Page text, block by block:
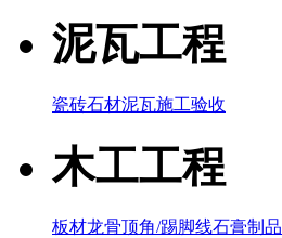
泥瓦工程
瓷砖石材泥瓦施工验收
木工工程
板材龙骨顶角/踢脚线石膏制品